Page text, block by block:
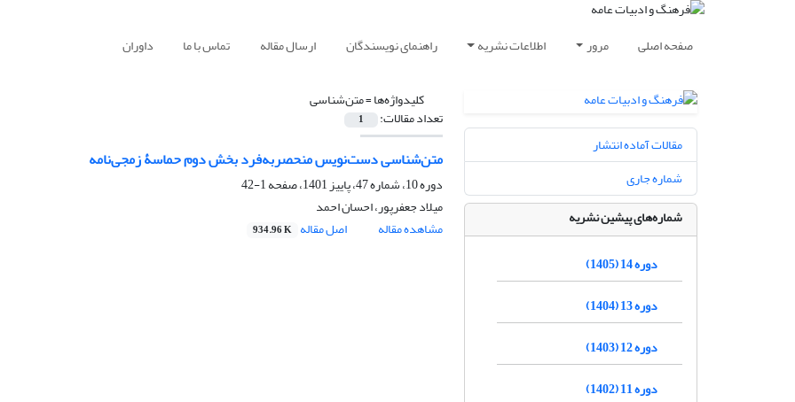
صفحه اصلی مرور اطلاعات نشریه راهنمای نویسندگان ارسال مقاله تماس با ما داوران
کلیدواژه‌ها =متن‌شناسی
تعداد مقالات: 1
متن‌شناسی دست‌نویس منحصربه‌فرد بخش دوم حماسۀ زمجی‌نامه
دوره 10، شماره 47، پاییز 1401، صفحه
1-42
میلاد جعفرپور، احسان احمد
مشاهده مقاله
اصل مقاله 934.96 K
مقالات آماده انتشار
شماره جاری
شماره‌های پیشین نشریه
دوره 14 (1405)
دوره 13 (1404)
دوره 12 (1403)
دوره 11 (1402)